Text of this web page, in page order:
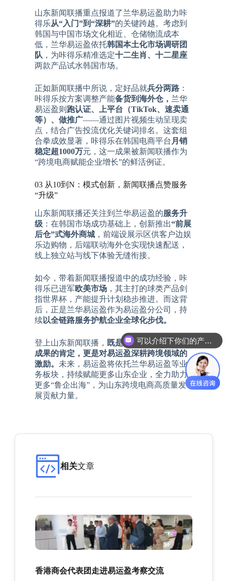
山东新闻联播重点报道了兰华易运盈助力咔
得乐从“入门”到“深耕”的关键跨越。考虑到
韩国与中国市场文化相近、仓储物流成本
低，兰华易运盈依托韩国本土化市场调研团
队 ，为咔得乐精准选定十二生肖、十二星座
两款产品试水韩国市场。
正如新闻联播中所说，定好品就兵分两路 ：
咔得乐按方案调整产能备货到海外仓， 兰华
易运盈则 跑认证、上平台（TikTok、速卖通
等）、做推广——通过图片视频生动呈现卖
点，结合广告投流优化关键词排名。这套组
合拳成效显著，咔得乐在韩国电商平台 月销
稳定超1000万元，这一成果被新闻联播作为
“跨境电商赋能企业增长”的鲜活例证。
03 从10到N：模式创新，新闻联播点赞服务
“升级”
山东新闻联播还关注到兰华易运盈的 服务升
级 ：在韩国市场成功基础上，创新推出“前展
后仓”式海外商城 ，前端设展示区供客户边娱
乐边购物，后端联动海外仓实现快速配送，
线上独立站与线下体验无缝衔接。
如今，带着新闻联播报道中的成功经验，咔
得乐已进军欧美市场 ，其主打的球类产品剑
指世界杯，产能提升计划稳步推进。而这背
后，正是兰华易运盈作为易运盈分公司，持
续以全链路服务护航企业全球化步伐。
登上山东新闻联播， 既是对兰华易运盈服务
成果的肯定，更是对易运盈深耕跨境领域的
激励。 未来，易运盈将依托兰华易运盈等业
务板块，持续赋能更多山东企业，全力助力
更多“鲁企出海”，为山东跨境电商高质量发
展贡献力量。
相关文章
香港商会代表团走进易运盈考察交流
可以介绍下你们的产品么